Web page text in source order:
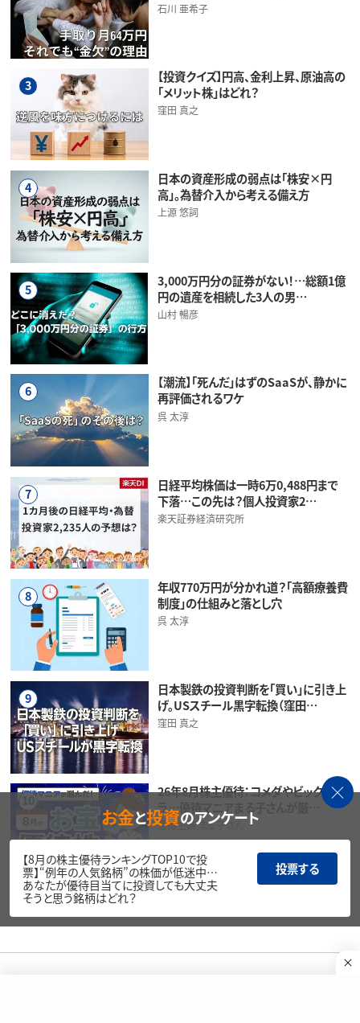
石川 亜希子
3
【投資クイズ】円高、金利上昇、原油高の
「メリット株」はどれ？
窪田 真之
4
日本の資産形成の弱点は「株安×円
高」。為替介入から考える備え方
上源 悠詞
5
3,000万円分の証券がない！…総額1億
円の遺産を相続した3人の男…
山村 暢彦
6
【潮流】「死んだ」はずのSaaSが、静かに
再評価されるワケ
呉 太淳
7
日経平均株価は一時6万0,488円まで
下落…この先は？個人投資家2…
楽天証券経済研究所
8
年収770万円が分かれ道？「高額療養費
制度」の仕組みと落とし穴
呉 太淳
9
日本製鉄の投資判断を「買い」に引き上
げ。USスチール黒字転換（窪田…
窪田 真之
10
26年8月株主優待：コメダやビックカメ
ラ…優待マニアまる子さんが厳…
優待主婦 まる子さん
アクセスランキング一覧はこちら
お金と投資のアンケート
【8月の株主優待ランキングTOP10で投
票】“例年の人気銘柄”の株価が低迷中…
あなたが優待目当てに投資しても大丈夫
そうと思う銘柄はどれ？
投票する